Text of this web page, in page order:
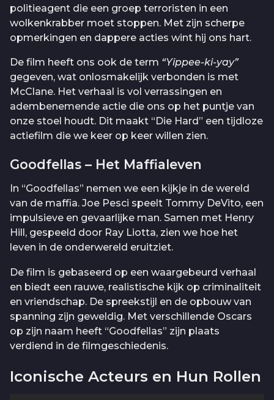
politieagent die een groep terroristen in een
wolkenkrabber moet stoppen. Met zijn scherpe
opmerkingen en dappere acties wint hij ons hart.
De film heeft ons ook de term “Yippee-ki-yay”
gegeven, wat onlosmakelijk verbonden is met
McClane. Het verhaal is vol verrassingen en
adembenemende actie die ons op het puntje van
onze stoel houdt. Dit maakt “Die Hard” een tijdloze
actiefilm die we keer op keer willen zien.
Goodfellas – Het Maffialeven
In “Goodfellas” nemen we een kijkje in de wereld
van de maffia. Joe Pesci speelt Tommy DeVito, een
impulsieve en gevaarlijke man. Samen met Henry
Hill, gespeeld door Ray Liotta, zien we hoe het
leven in de onderwereld eruitziet.
De film is gebaseerd op een waargebeurd verhaal
en biedt een rauwe, realistische kijk op criminaliteit
en vriendschap. De spreekstijl en de opbouw van
spanning zijn geweldig. Met verschillende Oscars
op zijn naam heeft “Goodfellas” zijn plaats
verdiend in de filmgeschiedenis.
Iconische Acteurs en Hun Rollen